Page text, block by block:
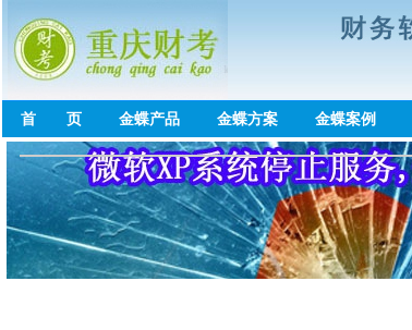
首 页 金蝶产品 金蝶方案 金蝶案例